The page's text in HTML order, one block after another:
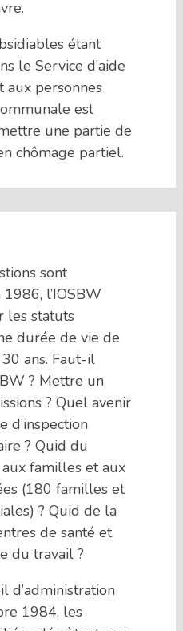
étant
le Service d’aide
aux personnes
est
une partie de
chômage partiel.
sont
l’IOSBW
les statuts
durée de vie de
ans. Faut-il
? Mettre un
? Quel avenir
d’inspection
? Quid du
aux familles et aux
(180 familles et
? Quid de la
de santé et
du travail ?
d’administration
1984, les